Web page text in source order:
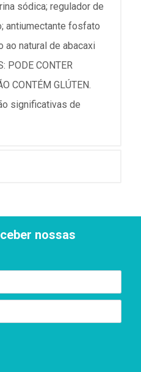
sódica; regulador de
antiumectante fosfato
ao natural de abacaxi
PODE CONTER
CONTÉM GLÚTEN.
significativas de
nossas